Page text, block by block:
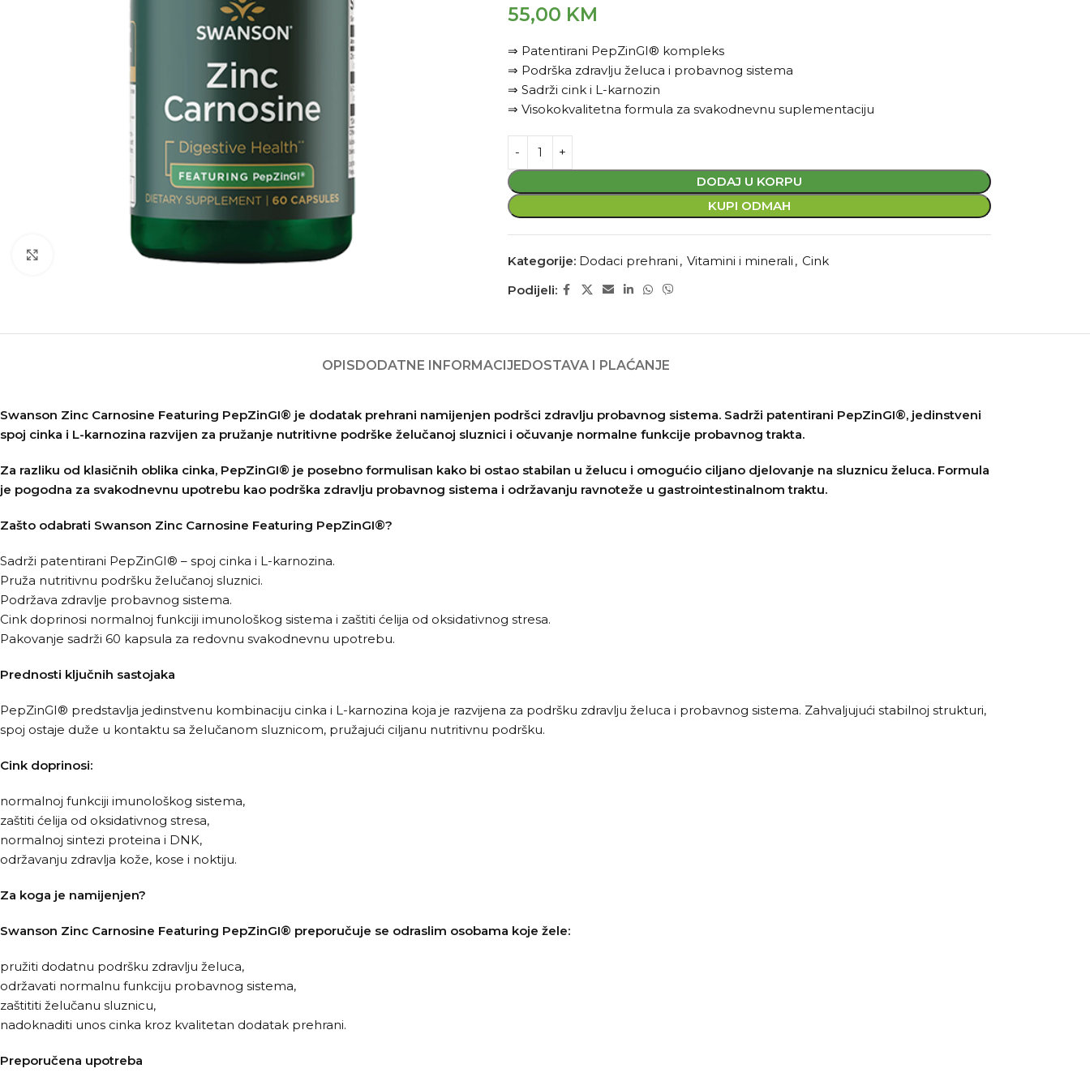
Kliknite za povećanje
55,00 KM
⇒ Patentirani PepZinGI® kompleks
⇒ Podrška zdravlju želuca i probavnog sistema
⇒ Sadrži cink i L-karnozin
⇒ Visokokvalitetna formula za svakodnevnu suplementaciju
DODAJ U KORPU
KUPI ODMAH
Kategorije: Dodaci prehrani , Vitamini i minerali , Cink
Podijeli:
OPISDODATNE INFORMACIJEDOSTAVA I PLAĆANJE
Swanson Zinc Carnosine Featuring PepZinGI® je dodatak prehrani namijenjen podršci zdravlju probavnog sistema. Sadrži patentirani PepZinGI®, jedinstveni
spoj cinka i L-karnozina razvijen za pružanje nutritivne podrške želučanoj sluznici i očuvanje normalne funkcije probavnog trakta.
Za razliku od klasičnih oblika cinka, PepZinGI® je posebno formulisan kako bi ostao stabilan u želucu i omogućio ciljano djelovanje na sluznicu želuca. Formula
je pogodna za svakodnevnu upotrebu kao podrška zdravlju probavnog sistema i održavanju ravnoteže u gastrointestinalnom traktu.
Zašto odabrati Swanson Zinc Carnosine Featuring PepZinGI®?
Sadrži patentirani PepZinGI® – spoj cinka i L-karnozina.
Pruža nutritivnu podršku želučanoj sluznici.
Podržava zdravlje probavnog sistema.
Cink doprinosi normalnoj funkciji imunološkog sistema i zaštiti ćelija od oksidativnog stresa.
Pakovanje sadrži 60 kapsula za redovnu svakodnevnu upotrebu.
Prednosti ključnih sastojaka
PepZinGI® predstavlja jedinstvenu kombinaciju cinka i L-karnozina koja je razvijena za podršku zdravlju želuca i probavnog sistema. Zahvaljujući stabilnoj strukturi,
spoj ostaje duže u kontaktu sa želučanom sluznicom, pružajući ciljanu nutritivnu podršku.
Cink doprinosi:
normalnoj funkciji imunološkog sistema,
zaštiti ćelija od oksidativnog stresa,
normalnoj sintezi proteina i DNK,
održavanju zdravlja kože, kose i noktiju.
Za koga je namijenjen?
Swanson Zinc Carnosine Featuring PepZinGI® preporučuje se odraslim osobama koje žele:
pružiti dodatnu podršku zdravlju želuca,
održavati normalnu funkciju probavnog sistema,
zaštititi želučanu sluznicu,
nadoknaditi unos cinka kroz kvalitetan dodatak prehrani.
Preporučena upotreba